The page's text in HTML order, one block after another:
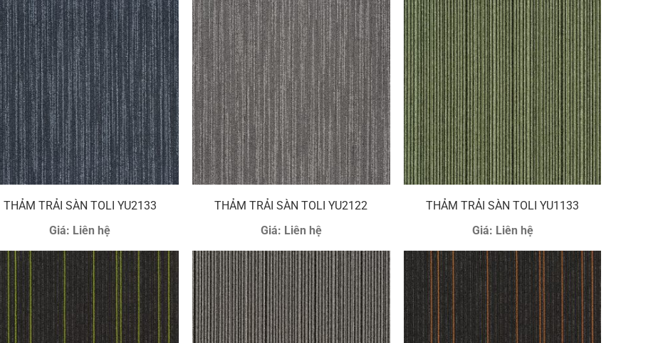
THẢM TRẢI SÀN TOLI YU2133
Giá: Liên hệ
THẢM TRẢI SÀN TOLI YU2122
Giá: Liên hệ
THẢM TRẢI SÀN TOLI YU1133
Giá: Liên hệ